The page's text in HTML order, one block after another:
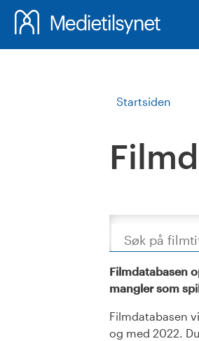
Startsiden
Søk
Filmdatabasen
mangler som
Filmdatabasen
og med 2022.